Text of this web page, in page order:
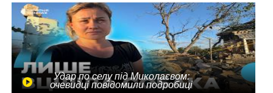
Удар по селу під Миколаєвом:
очевидці повідомили подробиці